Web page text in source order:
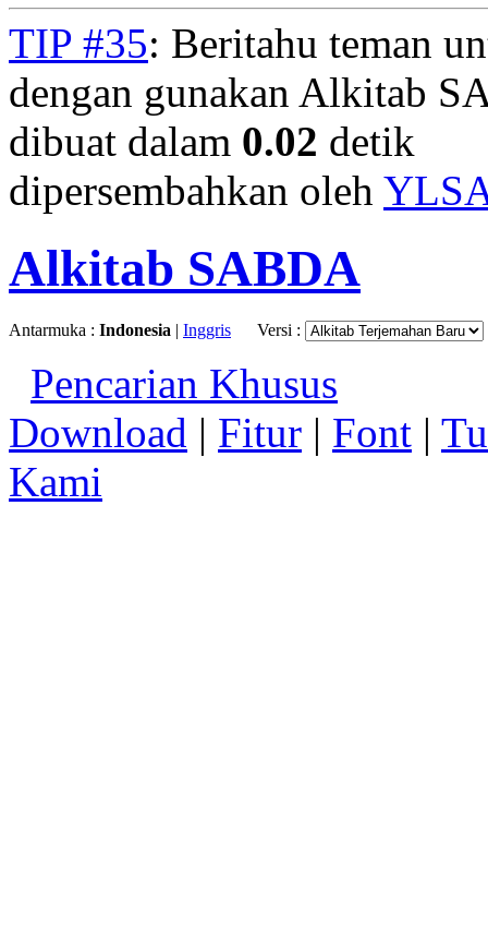
TIP #35: Beritahu teman
dengan gunakan Alkitab
dibuat dalam 0.02 detik
dipersembahkan oleh
Alkitab SABDA
Antarmuka : Indonesia | Inggris Versi :
Pencarian Khusus
Download | Fitur | Font |
Kami